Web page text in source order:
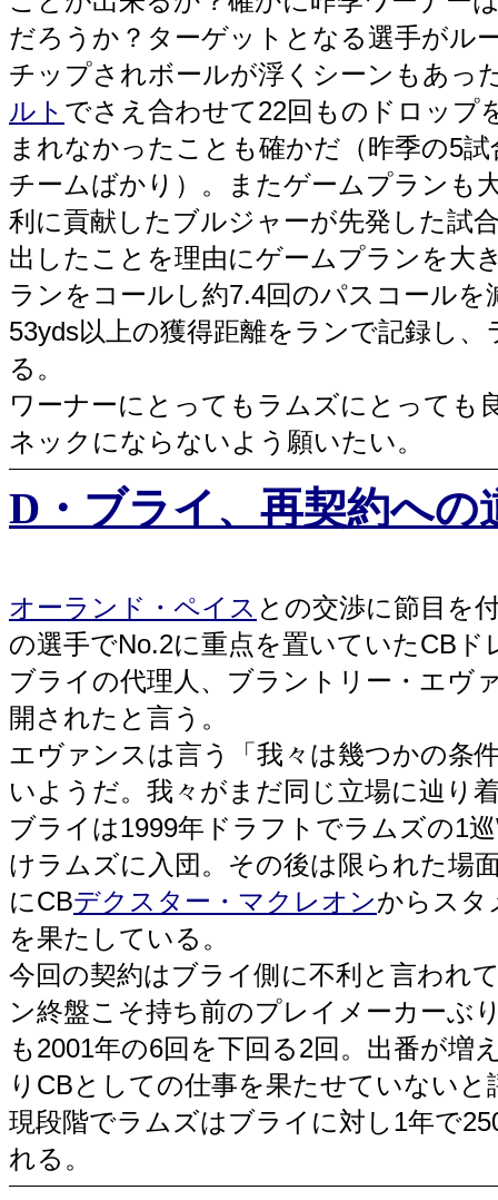
だろうか？ターゲットとなる選手がル
チップされボールが浮くシーンもあっ
ルト でさえ合わせて22回ものドロップ
まれなかったことも確かだ（昨季の5
チームばかり）。またゲームプランも
利に貢献したブルジャーが先発した試
出したことを理由にゲームプランを大
ランをコールし約7.4回のパスコール
53yds以上の獲得距離をランで記録し
る。
ワーナーにとってもラムズにとっても
ネックにならないよう願いたい。
D・ブライ、再契約への
オーランド・ペイス との交渉に節目を
の選手でNo.2に重点を置いていたCB
ブライの代理人、ブラントリー・エヴ
開されたと言う。
エヴァンスは言う「我々は幾つかの条
いようだ。我々がまだ同じ立場に辿り
ブライは1999年ドラフトでラムズの1
けラムズに入団。その後は限られた場
にCBデクスター・マクレオンからスタ
を果たしている。
今回の契約はブライ側に不利と言われ
ン終盤こそ持ち前のプレイメーカーぶ
も2001年の6回を下回る2回。出番が
りCBとしての仕事を果たせていない
現段階でラムズはブライに対し1年で
れる。